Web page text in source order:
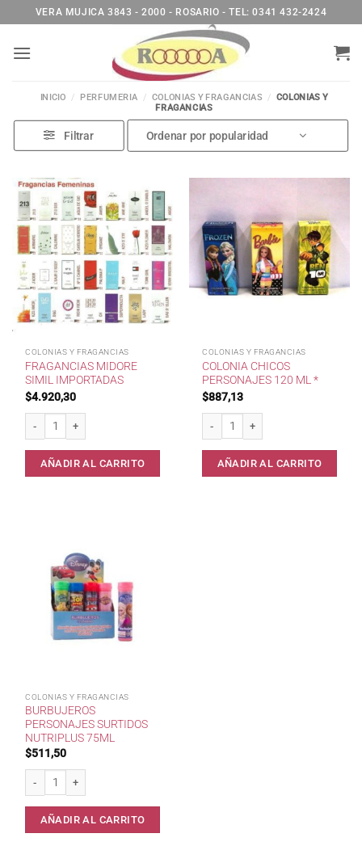
al
contenido
VERA MUJICA 3843 - 2000 - ROSARIO - TEL: 0341 432-2424
INICIO / PERFUMERIA / COLONIAS Y FRAGANCIAS / COLONIAS Y
FRAGANCIAS
Filtrar
COLONIAS Y FRAGANCIAS
FRAGANCIAS MIDORE
SIMIL IMPORTADAS
$4.920,30
Fragancias MIDORE Simil Importadas cantidad
AÑADIR AL CARRITO
COLONIAS Y FRAGANCIAS
COLONIA CHICOS
PERSONAJES 120 ML *
$887,13
Colonia Chicos Personajes 120 ml *
AÑADIR AL CARRITO
COLONIAS Y FRAGANCIAS
BURBUJEROS
PERSONAJES SURTIDOS
NUTRIPLUS 75ML
$511,50
Burbujeros Personajes Surtidos Nutriplus 75ml cantidad
AÑADIR AL CARRITO